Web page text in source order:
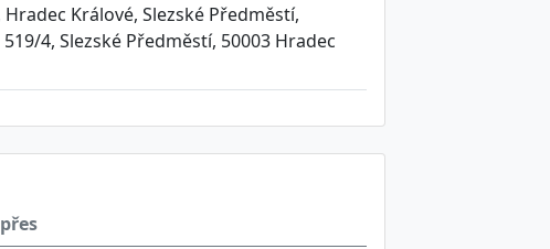
Králové, Slezské Předměstí,
4, Slezské Předměstí, 50003 Hradec